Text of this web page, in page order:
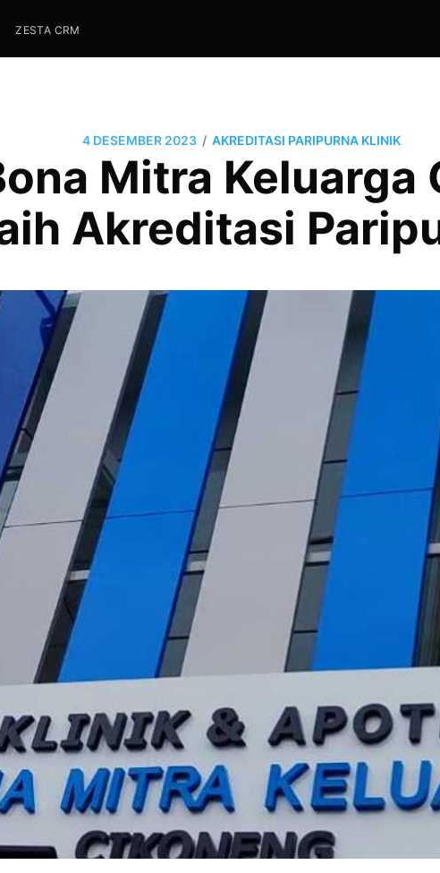
ZESTA CRM
4 DESEMBER 2023 / AKREDITASI PARIPURNA KLINIK
Mitra Keluarga
Akreditasi